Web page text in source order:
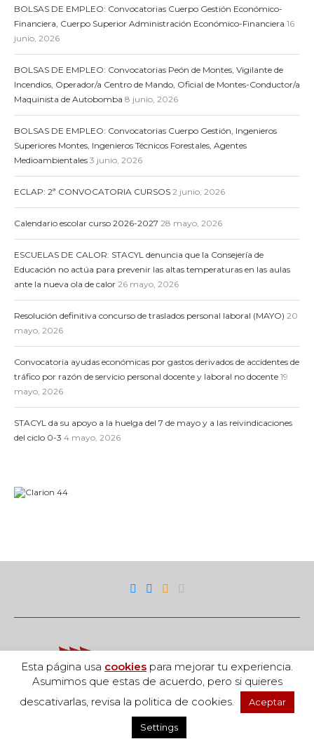
BOLSAS DE EMPLEO: Convocatorias Cuerpo Gestión Económico-
Financiera, Cuerpo Superior Administración Económico-Financiera 16
junio, 2026
BOLSAS DE EMPLEO: Convocatorias Peón de Montes, Vigilante de
Incendios, Operador/a Centro de Mando, Oficial de Montes-Conductor/a
Maquinista de Autobomba 8 junio, 2026
BOLSAS DE EMPLEO: Convocatorias Cuerpo Gestión, Ingenieros
Superiores Montes, Ingenieros Técnicos Forestales, Agentes
Medioambientales 3 junio, 2026
ECLAP: 2ª CONVOCATORIA CURSOS 2 junio, 2026
Calendario escolar curso 2026-2027 28 mayo, 2026
ESCUELAS DE CALOR: STACYL denuncia que la Consejería de
Educación no actúa para prevenir las altas temperaturas en las aulas
ante la nueva ola de calor 26 mayo, 2026
Resolución definitiva concurso de traslados personal laboral (MAYO) 20
mayo, 2026
Convocatoria ayudas económicas por gastos derivados de accidentes de
tráfico por razón de servicio personal docente y laboral no docente 19
mayo, 2026
STACYL da su apoyo a la huelga del 7 de mayo y a las reivindicaciones
del ciclo 0-3 4 mayo, 2026
Esta página usa cookies para mejorar tu experiencia.
Asumimos que estas de acuerdo, pero si quieres
descativarlas, revisa la politica de cookies.
Aceptar
Settings